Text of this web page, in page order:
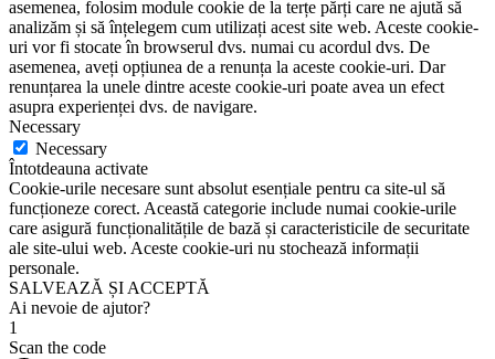
asemenea, folosim module cookie de la terțe părți care ne ajută să
analizăm și să înțelegem cum utilizați acest site web. Aceste cookie-
uri vor fi stocate în browserul dvs. numai cu acordul dvs. De
asemenea, aveți opțiunea de a renunța la aceste cookie-uri. Dar
renunțarea la unele dintre aceste cookie-uri poate avea un efect
asupra experienței dvs. de navigare.
Necessary
Necessary
Întotdeauna activate
Cookie-urile necesare sunt absolut esențiale pentru ca site-ul să
funcționeze corect. Această categorie include numai cookie-urile
care asigură funcționalitățile de bază și caracteristicile de securitate
ale site-ului web. Aceste cookie-uri nu stochează informații
personale.
SALVEAZĂ ȘI ACCEPTĂ
Ai nevoie de ajutor?
1
Scan the code